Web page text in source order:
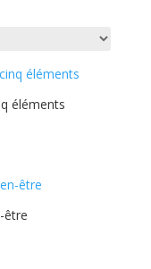
éléments
être